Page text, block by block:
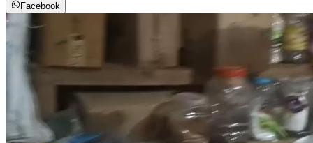
Facebook